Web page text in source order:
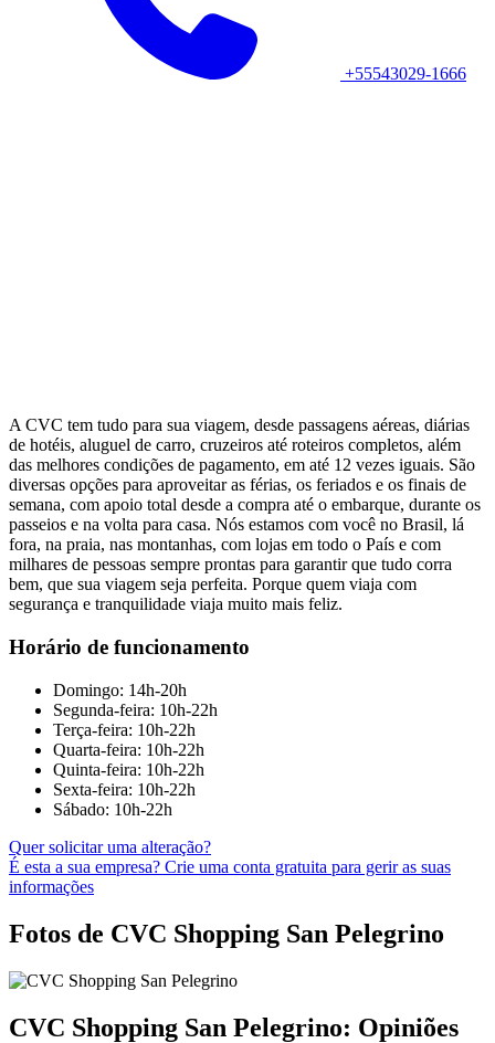
+55543029-1666
A CVC tem tudo para sua viagem, desde passagens aéreas, diárias
de hotéis, aluguel de carro, cruzeiros até roteiros completos, além
das melhores condições de pagamento, em até 12 vezes iguais. São
diversas opções para aproveitar as férias, os feriados e os finais de
semana, com apoio total desde a compra até o embarque, durante os
passeios e na volta para casa. Nós estamos com você no Brasil, lá
fora, na praia, nas montanhas, com lojas em todo o País e com
milhares de pessoas sempre prontas para garantir que tudo corra
bem, que sua viagem seja perfeita. Porque quem viaja com
segurança e tranquilidade viaja muito mais feliz.
Horário de funcionamento
Domingo: 14h-20h
Segunda-feira: 10h-22h
Terça-feira: 10h-22h
Quarta-feira: 10h-22h
Quinta-feira: 10h-22h
Sexta-feira: 10h-22h
Sábado: 10h-22h
Quer solicitar uma alteração?
É esta a sua empresa? Crie uma conta gratuita para gerir as suas
informações
Fotos de CVC Shopping San Pelegrino
CVC Shopping San Pelegrino: Opiniões